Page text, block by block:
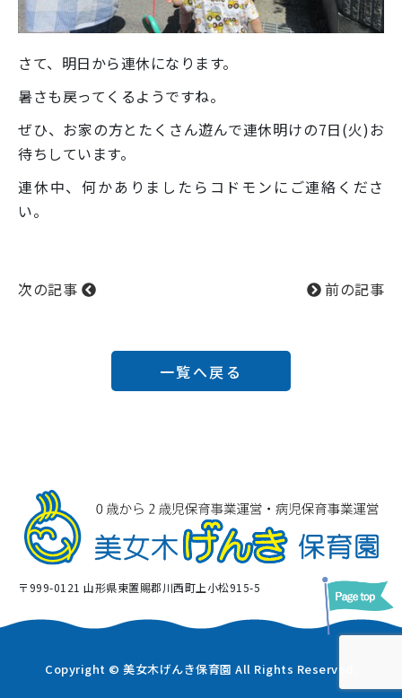
さて、明日から連休になります。
暑さも戻ってくるようですね。
ぜひ、お家の方とたくさん遊んで連休明けの7日(火)お
待ちしています。
連休中、何かありましたらコドモンにご連絡くださ
い。
次の記事 前の記事
一覧へ戻る
〒999-0121 山形県東置賜郡川西町上小松915-5
Copyright © 美女木げんき保育園 All Rights Reserved.